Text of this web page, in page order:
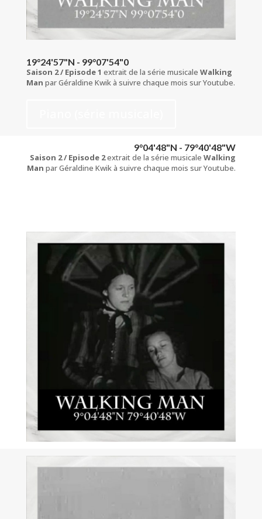
19°24'57"N - 99°07'54"0
Saison 2 / Episode 1 extrait de la série musicale Walking
Man par Géraldine Kwik à suivre chaque mois sur Youtube.
9°04'48"N - 79°40'48"W
Saison 2 / Episode 2extrait de la série musicaleWalking
Man par Géraldine Kwik à suivre chaque mois sur Youtube.